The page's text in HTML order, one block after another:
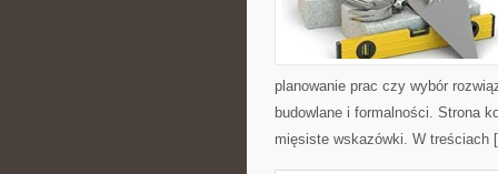
planowanie prac czy wybór
budowlane i formalności. Strona
mięsiste wskazówki. W